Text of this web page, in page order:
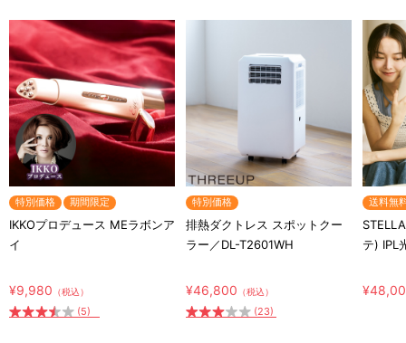
特別価格 期間限定
IKKOプロデュース MEラボンア
イ
¥9,980 （税込）
(5)
特別価格
排熱ダクトレス スポットクー
ラー／DL-T2601WH
¥46,800 （税込）
(23)
送料無
テ) IPL